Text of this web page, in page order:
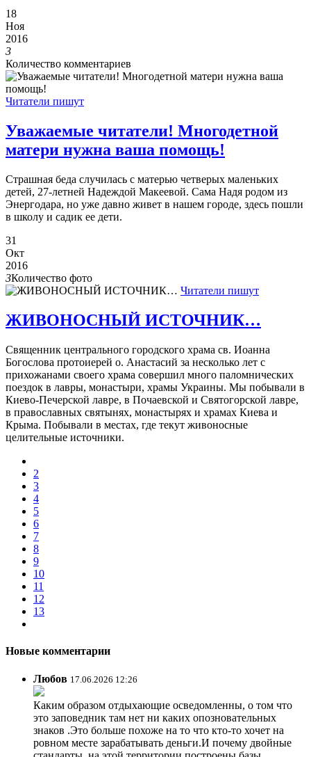
18
Ноя
2016
3
Количество комментариев
Читатели пишут
Уважаемые читатели! Многодетной
матери нужна ваша помощь!
Страшная беда случилась с матерью четверых маленьких
детей, 27-летней Надеждой Макеевой. Сама Надя родом из
Энергодара, но уже давно живет в нашем городе, здесь пошли
в школу и садик ее дети.
31
Окт
2016
3Количество фото
Читатели пишут
ЖИВОНОСНЫЙ ИСТОЧНИК…
Священник центрального городского храма св. Иоанна
Богослова протоиерей о. Анастасий за несколько лет с
прихожанами своего храма совершил много паломнических
поездок в лавры, монастыри, храмы Украины. Мы побывали в
Киево-Печерской лавре, в Почаевской и Святогорской лавре,
в православных святынях, монастырях и храмах Киева и
Крыма. Побывали в местах, где текут живоносные
целительные источники.
2
3
4
5
6
7
8
9
10
11
12
13
Новые комментарии
Любов 17.06.2026 12:26
Каким образом отдыхающие осведомленны, о том что
это заповедник там нет ни каких опозновательных
знаков .Это больше похоже на то что кто-то хочет на
ровном месте зарабатывать деньги.И почему двойные